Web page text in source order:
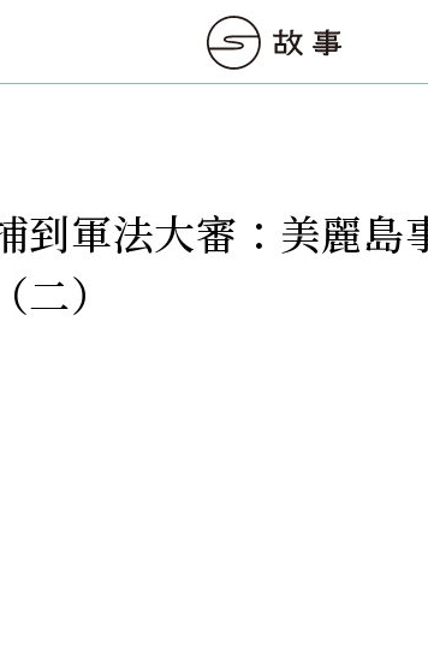
到軍法大審：美麗島
）